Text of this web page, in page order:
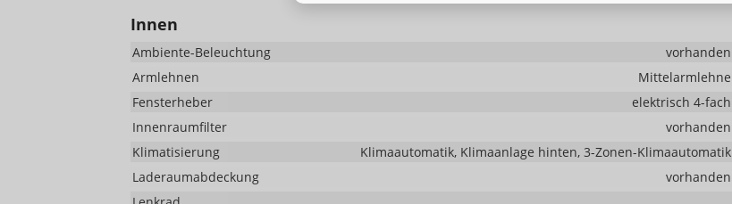
Innen
Ambiente-Beleuchtung
vorhanden
Armlehnen
Mittelarmlehne
Fensterheber
elektrisch 4-fach
Innenraumfilter
vorhanden
Klimatisierung
Klimaautomatik, Klimaanlage hinten, 3-Zonen-Klimaautomatik
Laderaumabdeckung
vorhanden